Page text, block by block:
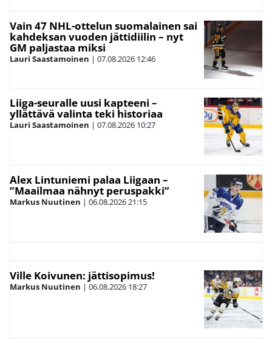
Vain 47 NHL-ottelun suomalainen sai
kahdeksan vuoden jättidiilin – nyt
GM paljastaa miksi
Lauri Saastamoinen | 07.08.2026 12:46
Liiga-seuralle uusi kapteeni –
yllättävä valinta teki historiaa
Lauri Saastamoinen | 07.08.2026 10:27
Alex Lintuniemi palaa Liigaan –
”Maailmaa nähnyt peruspakki”
Markus Nuutinen | 06.08.202621:15
Ville Koivunen: jättisopimus!
Markus Nuutinen | 06.08.2026 18:27